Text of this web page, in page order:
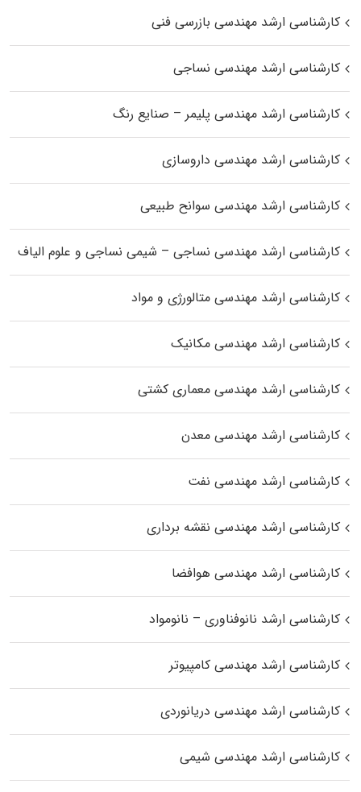
کارشناسی ارشد مهندسی بازرسی فنی
کارشناسی ارشد مهندسی نساجی
کارشناسی ارشد مهندسی پلیمر – صنایع رنگ
کارشناسی ارشد مهندسی داروسازی
کارشناسی ارشد مهندسی سوانح طبیعی
کارشناسی ارشد مهندسی نساجی – شیمی نساجی و علوم الیاف
کارشناسی ارشد مهندسی متالورژی و مواد
کارشناسی ارشد مهندسی مکانیک
کارشناسی ارشد مهندسی معماری کشتی
کارشناسی ارشد مهندسی معدن
کارشناسی ارشد مهندسی نفت
کارشناسی ارشد مهندسی نقشه برداری
کارشناسی ارشد مهندسی هوافضا
کارشناسی ارشد نانوفناوری – نانومواد
کارشناسی ارشد مهندسی کامپیوتر
کارشناسی ارشد مهندسی دریانوردی
کارشناسی ارشد مهندسی شیمی